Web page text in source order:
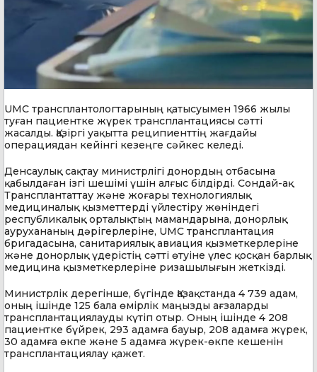
UMC трансплантологтарының қатысуымен 1966 жылы
туған пациентке жүрек трансплантациясы сәтті
жасалды. Қазіргі уақытта реципиенттің жағдайы
операциядан кейінгі кезеңге сәйкес келеді.
Денсаулық сақтау министрлігі донордың отбасына
қабылдаған ізгі шешімі үшін алғыс білдірді. Сондай-ақ
Трансплантаттау және жоғары технологиялық
медициналық қызметтерді үйлестіру жөніндегі
республикалық орталықтың мамандарына, донорлық
аурухананың дәрігерлеріне, UMC трансплантация
бригадасына, санитариялық авиация қызметкерлеріне
және донорлық үдерістің сәтті өтуіне үлес қосқан барлық
медицина қызметкерлеріне ризашылығын жеткізді.
Министрлік дерегінше, бүгінде Қазақстанда 4 739 адам,
оның ішінде 125 бала өмірлік маңызды ағзаларды
трансплантациялауды күтіп отыр. Оның ішінде 4 208
пациентке бүйрек, 293 адамға бауыр, 208 адамға жүрек,
30 адамға өкпе және 5 адамға жүрек-өкпе кешенін
трансплантациялау қажет.